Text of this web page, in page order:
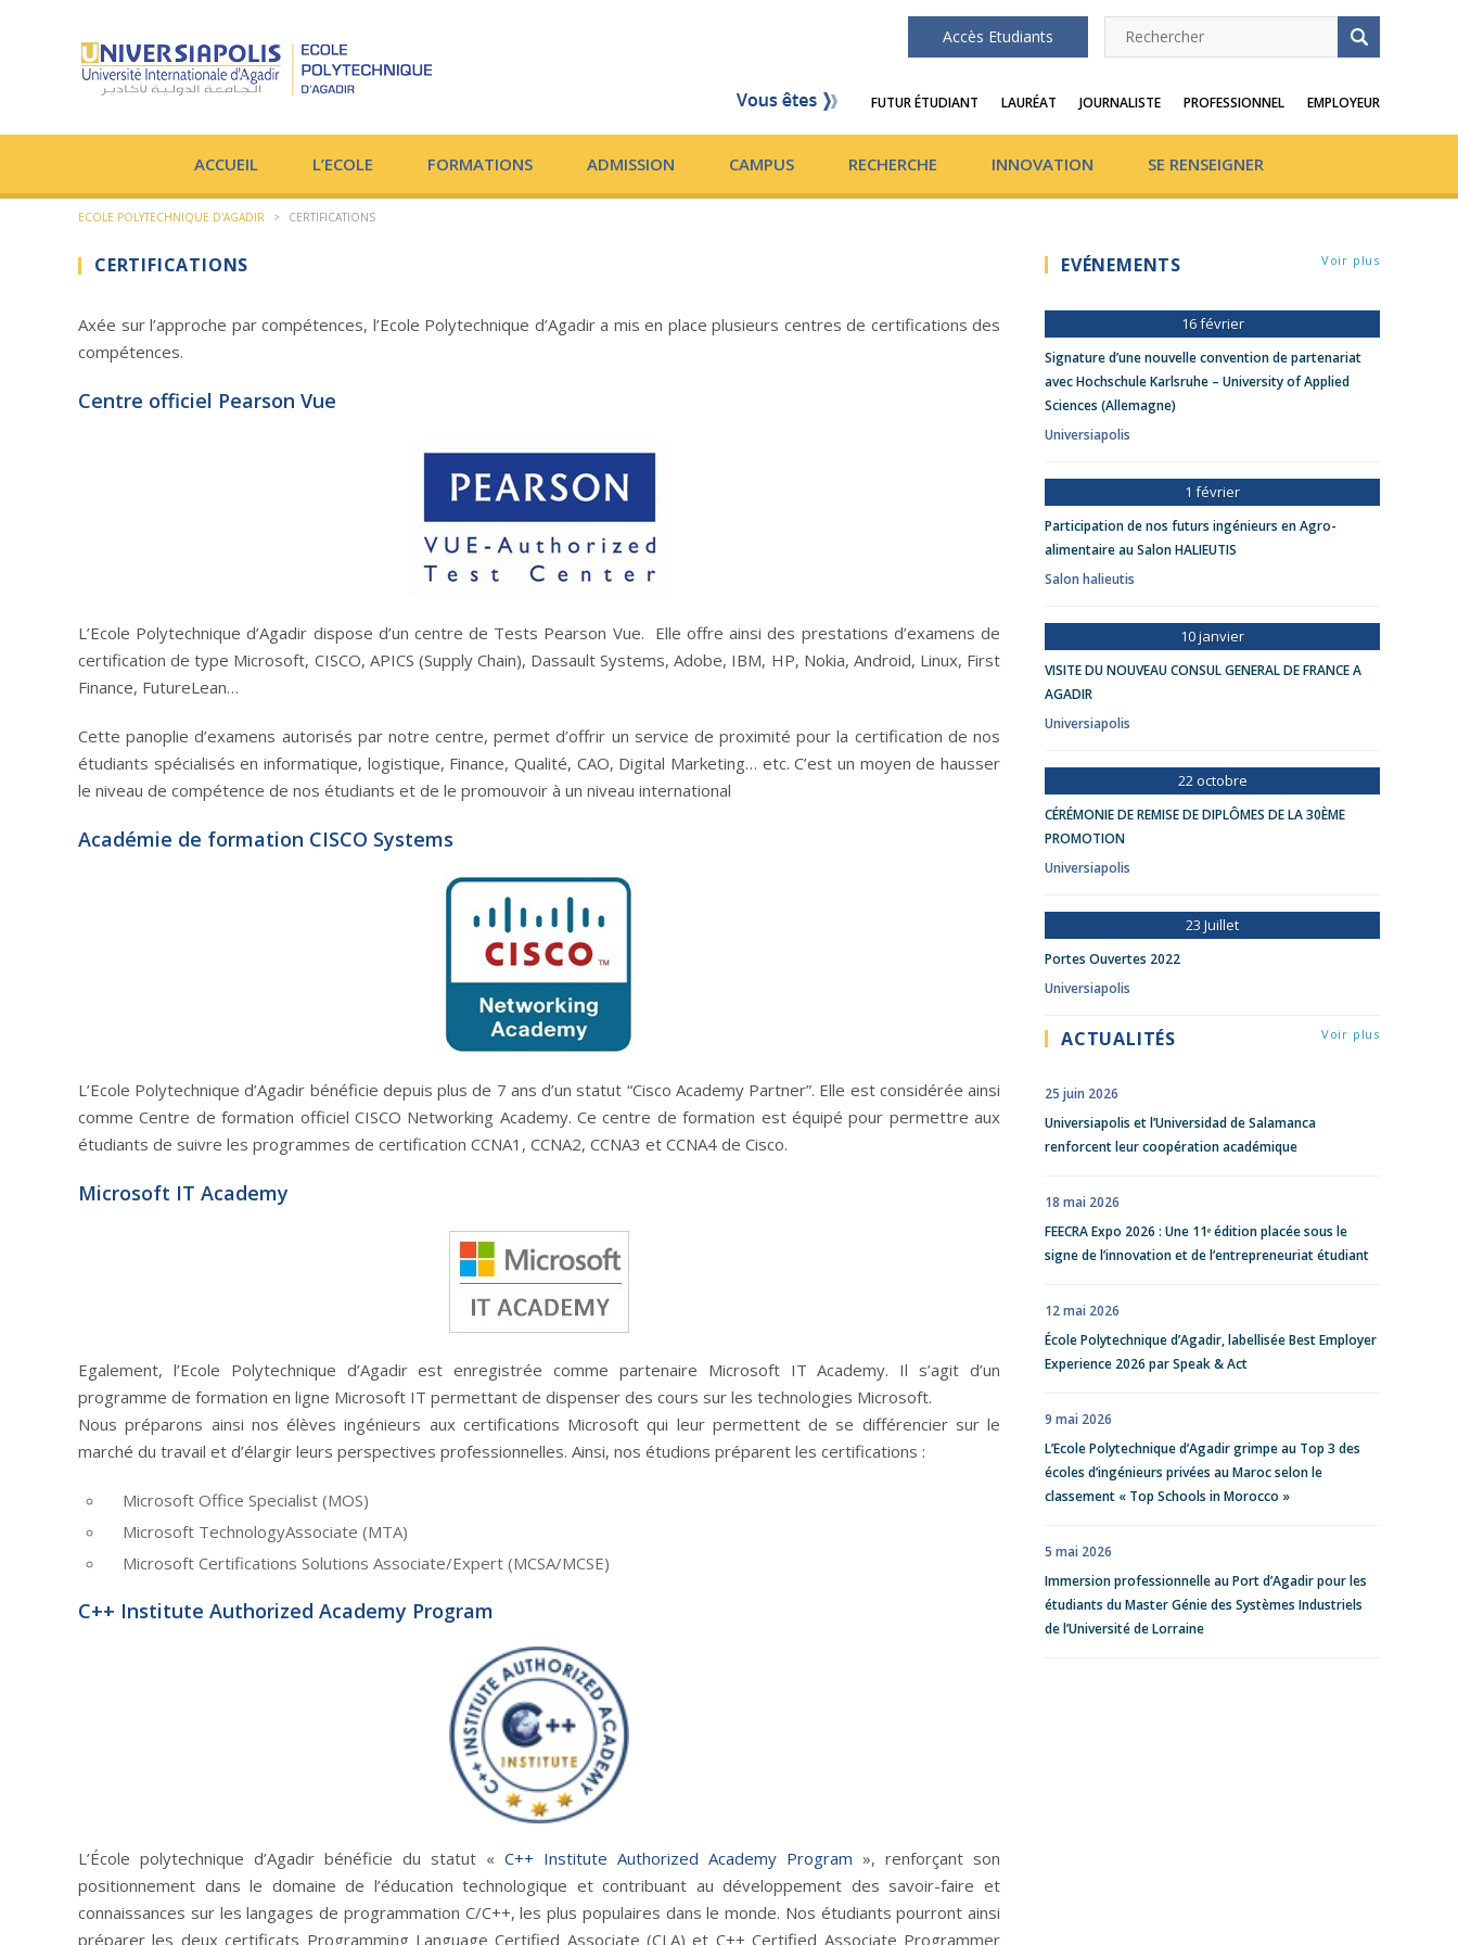
Accès Etudiants
FUTUR ÉTUDIANT LAURÉAT JOURNALISTE PROFESSIONNEL EMPLOYEUR
ACCUEIL L’ECOLE FORMATIONS ADMISSION CAMPUS RECHERCHE INNOVATION SE RENSEIGNER
ECOLE POLYTECHNIQUE D'AGADIR > CERTIFICATIONS
CERTIFICATIONS
Axée sur l’approche par compétences, l’Ecole Polytechnique d’Agadir a mis en place plusieurs centres de certifications des
compétences.
Centre officiel Pearson Vue
L’Ecole Polytechnique d’Agadir dispose d’un centre de Tests Pearson Vue. Elle offre ainsi des prestations d’examens de
certification de type Microsoft, CISCO, APICS (Supply Chain), Dassault Systems, Adobe, IBM, HP, Nokia, Android, Linux, First
Finance, FutureLean…
Cette panoplie d’examens autorisés par notre centre, permet d’offrir un service de proximité pour la certification de nos
étudiants spécialisés en informatique, logistique, Finance, Qualité, CAO, Digital Marketing… etc. C’est un moyen de hausser
le niveau de compétence de nos étudiants et de le promouvoir à un niveau international
Académie de formation CISCO Systems
L’Ecole Polytechnique d’Agadir bénéficie depuis plus de 7 ans d’un statut “Cisco Academy Partner”. Elle est considérée ainsi
comme Centre de formation officiel CISCO Networking Academy. Ce centre de formation est équipé pour permettre aux
étudiants de suivre les programmes de certification CCNA1, CCNA2, CCNA3 et CCNA4 de Cisco.
Microsoft IT Academy
Egalement, l’Ecole Polytechnique d’Agadir est enregistrée comme partenaire Microsoft IT Academy. Il s’agit d’un
programme de formation en ligne Microsoft IT permettant de dispenser des cours sur les technologies Microsoft.
Nous préparons ainsi nos élèves ingénieurs aux certifications Microsoft qui leur permettent de se différencier sur le
marché du travail et d’élargir leurs perspectives professionnelles. Ainsi, nos étudions préparent les certifications :
Microsoft Office Specialist (MOS)
Microsoft TechnologyAssociate (MTA)
Microsoft Certifications Solutions Associate/Expert (MCSA/MCSE)
C++ Institute Authorized Academy Program
L’École polytechnique d’Agadir bénéficie du statut « C++ Institute Authorized Academy Program », renforçant son
positionnement dans le domaine de l’éducation technologique et contribuant au développement des savoir-faire et
connaissances sur les langages de programmation C/C++, les plus populaires dans le monde. Nos étudiants pourront ainsi
préparer les deux certificats Programming Language Certified Associate (CLA) et C++ Certified Associate Programmer
EVÉNEMENTS Voir plus
16 février
Signature d’une nouvelle convention de partenariat
avec Hochschule Karlsruhe – University of Applied
Sciences (Allemagne)
Universiapolis
1 février
Participation de nos futurs ingénieurs en Agro-
alimentaire au Salon HALIEUTIS
Salon halieutis
10 janvier
VISITE DU NOUVEAU CONSUL GENERAL DE FRANCE A
AGADIR
Universiapolis
22 octobre
CÉRÉMONIE DE REMISE DE DIPLÔMES DE LA 30ÈME
PROMOTION
Universiapolis
23 Juillet
Portes Ouvertes 2022
Universiapolis
ACTUALITÉS Voir plus
25 juin 2026
Universiapolis et l’Universidad de Salamanca
renforcent leur coopération académique
18 mai 2026
FEECRA Expo 2026 : Une 11ᵉ édition placée sous le
signe de l’innovation et de l’entrepreneuriat étudiant
12 mai 2026
École Polytechnique d’Agadir, labellisée Best Employer
Experience 2026 par Speak & Act
9 mai 2026
L’Ecole Polytechnique d’Agadir grimpe au Top 3 des
écoles d’ingénieurs privées au Maroc selon le
classement « Top Schools in Morocco »
5 mai 2026
Immersion professionnelle au Port d’Agadir pour les
étudiants du Master Génie des Systèmes Industriels
de l’Université de Lorraine